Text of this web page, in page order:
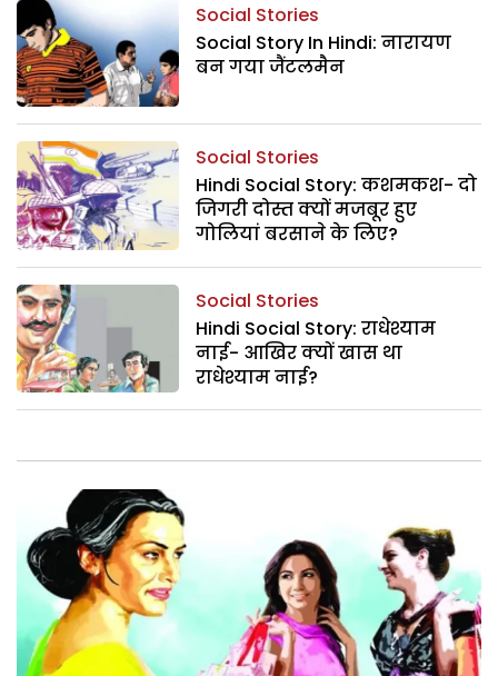
Social Stories
Social Story In Hindi: नारायण
बन गया जैंटलमैन
Social Stories
Hindi Social Story: कशमकश- दो
जिगरी दोस्त क्यों मजबूर हुए
गोलियां बरसाने के लिए?
Social Stories
Hindi Social Story: राधेश्याम
नाई- आखिर क्यों खास था
राधेश्याम नाई?